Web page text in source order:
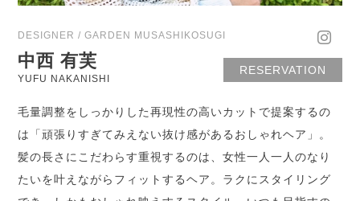
RESERVATION
DESIGNER / GARDEN MUSASHIKOSUGI
中西 有芙
YUFU NAKANISHI
毛量調整をしっかりした再現性の高いカットで提案するの
は「頑張りすぎてみえない抜け感があるおしゃれヘア」。
髪の長さにこだわらす重視するのは、女性一人一人のなり
たいを叶えながらフィットするヘア。ラクにスタイリング